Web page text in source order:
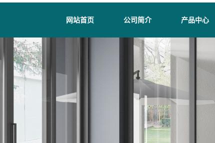
网站首页 公司简介 产品中心